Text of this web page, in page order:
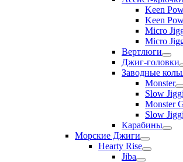
Keen
Keen
Micro
Micro
Вертлюги
Джиг-головки
Заводные
Monster
Slow
Monster
Slow
Карабины
Морские Джиги
Hearty Rise
Jiba